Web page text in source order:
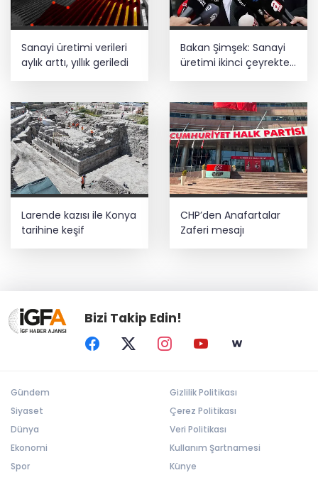
Sanayi üretimi verileri
aylık arttı, yıllık geriledi
Bakan Şimşek: Sanayi
üretimi ikinci çeyrekte
Larende kazısı ile Konya
tarihine keşif
CHP’den Anafartalar
Zaferi mesajı
Bizi Takip Edin!
Gündem
Siyaset
Dünya
Ekonomi
Spor
Gizlilik Politikası
Çerez Politikası
Veri Politikası
Kullanım Şartnamesi
Künye